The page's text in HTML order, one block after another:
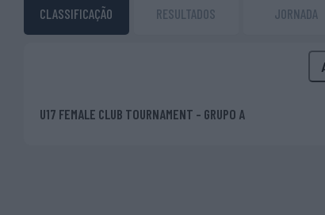
CLASSIFICAÇÃO RESULTADOS JORNADA
U17 FEMALE CLUB TOURNAMENT - GRUPO A